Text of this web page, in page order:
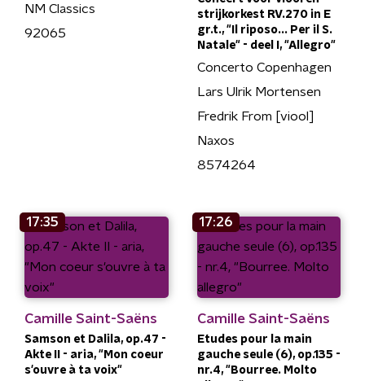
NM Classics
92065
strijkorkest RV.270 in E
gr.t., "Il riposo... Per il S.
Natale" - deel I, "Allegro"
Concerto Copenhagen
Lars Ulrik Mortensen
Fredrik From [viool]
Naxos
8574264
17:35
Camille Saint-Saëns
Samson et Dalila, op.47 -
Akte II - aria, "Mon coeur
s'ouvre à ta voix"
17:26
Camille Saint-Saëns
Etudes pour la main
gauche seule (6), op.135 -
nr.4, "Bourree. Molto